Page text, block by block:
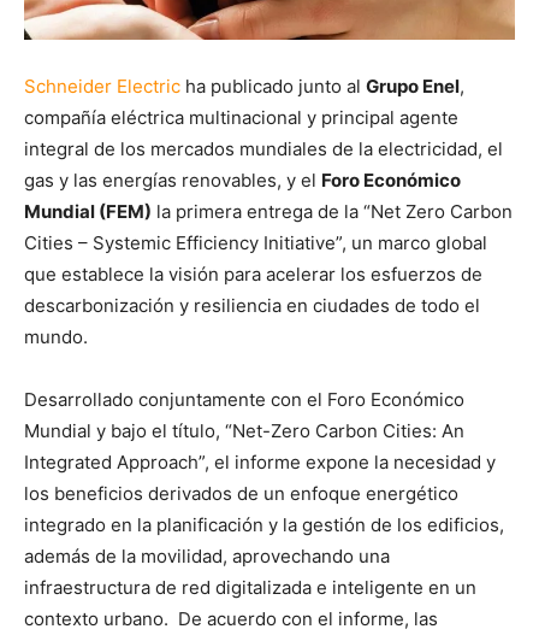
Schneider Electric ha publicado junto al Grupo Enel,
compañía eléctrica multinacional y principal agente
integral de los mercados mundiales de la electricidad, el
gas y las energías renovables, y el Foro Económico
Mundial (FEM) la primera entrega de la “Net Zero Carbon
Cities – Systemic Efficiency Initiative”, un marco global
que establece la visión para acelerar los esfuerzos de
descarbonización y resiliencia en ciudades de todo el
mundo.
Desarrollado conjuntamente con el Foro Económico
Mundial y bajo el título, “Net-Zero Carbon Cities: An
Integrated Approach”, el informe expone la necesidad y
los beneficios derivados de un enfoque energético
integrado en la planificación y la gestión de los edificios,
además de la movilidad, aprovechando una
infraestructura de red digitalizada e inteligente en un
contexto urbano. De acuerdo con el informe, las